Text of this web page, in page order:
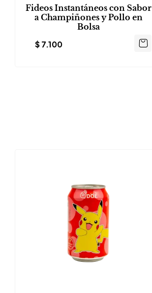
Fideos Instantáneos con Sabor
a Champiñones y Pollo en
Bolsa
$7.100